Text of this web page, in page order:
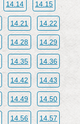
14.14 14.15
14.21 14.22
14.28 14.29
14.35 14.36
14.42 14.43
14.49 14.50
14.56 14.57